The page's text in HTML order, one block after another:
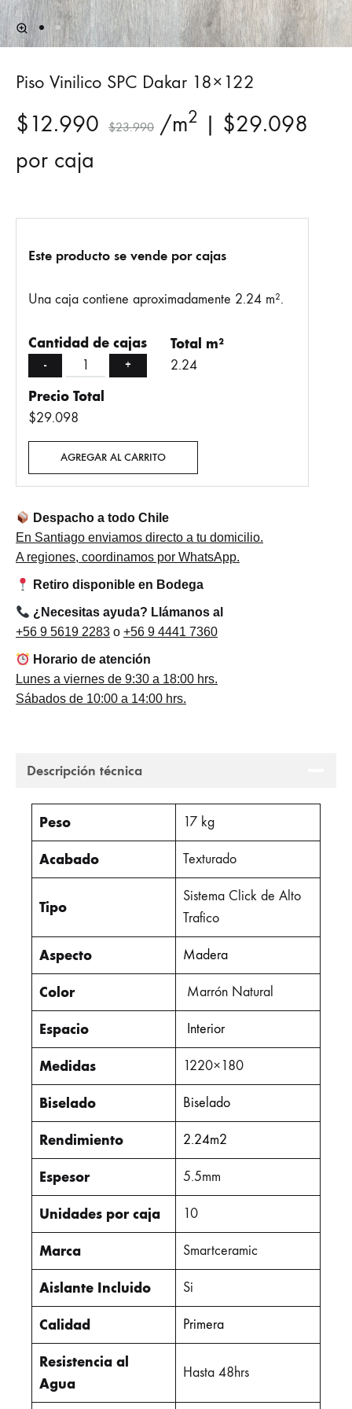
Piso Vinilico SPC Dakar 18×122
$12.990 $23.990 /m2 | $29.098
por caja
Este producto se vende por cajas
Una caja contiene aproximadamente 2.24 m².
Cantidad de cajas
- +
Total m²
2.24
Precio Total
$29.098
AGREGAR AL CARRITO
Despacho a todo Chile
En Santiago enviamos directo a tu domicilio.
A regiones, coordinamos por WhatsApp.
Retiro disponible en Bodega
¿Necesitas ayuda? Llámanos al
+56 9 5619 2283 o +56 9 4441 7360
Horario de atención
Lunes a viernes de 9:30 a 18:00 hrs.
Sábados de 10:00 a 14:00 hrs.
Descripción técnica
Peso 17 kg
Acabado Texturado
Tipo
Sistema Click de Alto
Trafico
Aspecto Madera
Color Marrón Natural
Espacio Interior
Medidas 1220×180
Biselado Biselado
Rendimiento 2.24m2
Espesor 5.5mm
Unidades por caja 10
Marca Smartceramic
Aislante Incluido Si
Calidad Primera
Resistencia al
Agua
Hasta 48hrs